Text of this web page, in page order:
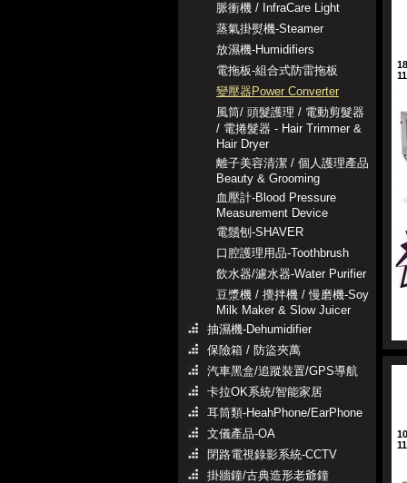
脈衝機 / InfraCare Light
蒸氣掛熨機-Steamer
放濕機-Humidifiers
電拖板-組合式防雷拖板
變壓器Power Converter
風筒/ 頭髮護理 / 電動剪髮器
/ 電捲髮器 - Hair Trimmer &
Hair Dryer
離子美容清潔 / 個人護理產品
Beauty & Grooming
血壓計-Blood Pressure
Measurement Device
電鬚刨-SHAVER
口腔護理用品-Toothbrush
飲水器/濾水器-Water Purifier
豆漿機 / 攪拌機 / 慢磨機-Soy
Milk Maker & Slow Juicer
抽濕機-Dehumidifier
保險箱 / 防盜夾萬
汽車黑盒/追蹤裝置/GPS導航
卡拉OK系統/智能家居
耳筒類-HeahPhone/EarPhone
文儀產品-OA
閉路電視錄影系統-CCTV
掛牆鐘/古典造形老爺鐘